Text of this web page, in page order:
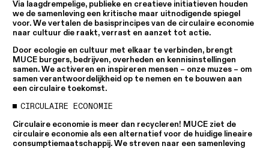
Via laagdrempelige, publieke en creatieve initiatieven houden
we de samenleving een kritische maar uitnodigende spiegel
voor. We vertalen de basisprincipes van de circulaire economie
naar cultuur die raakt, verrast en aanzet tot actie.
Door ecologie en cultuur met elkaar te verbinden, brengt
MUCE burgers, bedrijven, overheden en kennisinstellingen
samen. We activeren en inspireren mensen – onze muzes – om
samen verantwoordelijkheid op te nemen en te bouwen aan
een circulaire toekomst.
CIRCULAIRE ECONOMIE
Circulaire economie is meer dan recycleren! MUCE ziet de
circulaire economie als een alternatief voor de huidige lineaire
consumptiemaatschappij. We streven naar een samenleving